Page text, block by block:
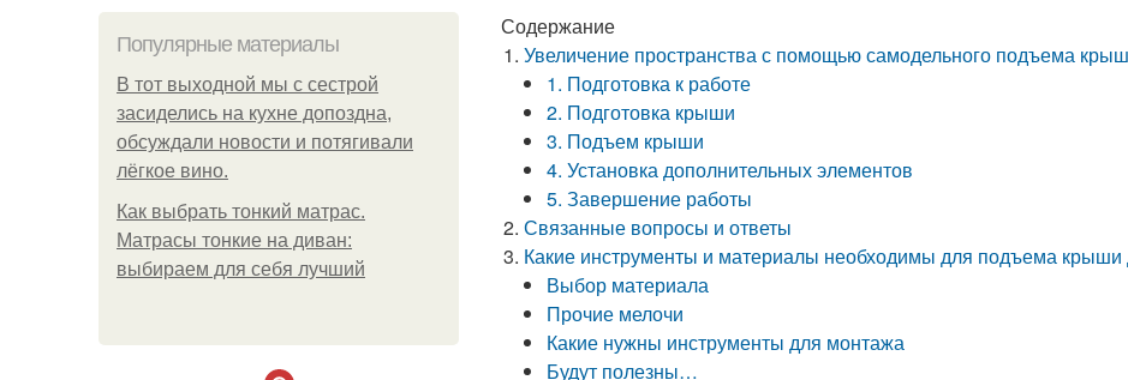
Популярные материалы
В тот выходной мы с сестрой
засиделись на кухне допоздна,
обсуждали новости и потягивали
лёгкое вино.
Как выбрать тонкий матрас.
Матрасы тонкие на диван:
выбираем для себя лучший
Содержание
Увеличение пространства с помощью самодельного подъема
1. Подготовка к работе
2. Подготовка крыши
3. Подъем крыши
4. Установка дополнительных элементов
5. Завершение работы
Связанные вопросы и ответы
Какие инструменты и материалы необходимы для подъема
Выбор материала
Прочие мелочи
Какие нужны инструменты для монтажа
Будут полезны…